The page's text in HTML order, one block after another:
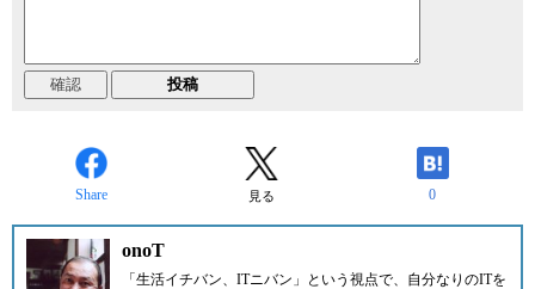
Share 見る 0
onoT
「生活イチバン、ITニバン」という視点で、自分なりのITを